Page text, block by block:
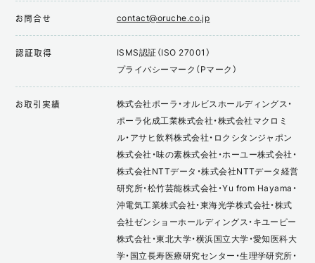
お問合せ contact@oruche.co.jp
認証取得
ISMS認証（ISO 27001）
プライバシーマーク（Pマーク）
お取引実績
株式会社ポーラ・オルビスホールディングス・
ポーラ化成工業株式会社・株式会社マクロミ
ル・アサヒ飲料株式会社・ロクシタンジャポン
株式会社・味の素株式会社・ホーユー株式会社・
株式会社NTTデータ・株式会社NTTデータ経営
研究所・松竹芸能株式会社・Yu from Hayama・
沖電気工業株式会社・東海光学株式会社・株式
会社ゼンショーホールディングス・キユーピー
株式会社・東北大学・横浜国立大学・愛知医科大
学・国立長寿医療研究センター・生理学研究所・